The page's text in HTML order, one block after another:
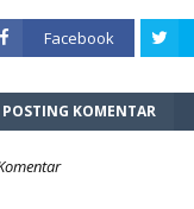
Facebook
POSTING KOMENTAR